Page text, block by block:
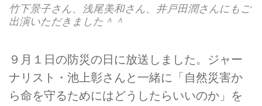
竹下景子さん、浅尾美和さん、井戸田潤さんにもご
出演いただきました＾＾
９月１日の防災の日に放送しました。ジャー
ナリスト・池上彰さんと一緒に「自然災害か
ら命を守るためにはどうしたらいいのか」を